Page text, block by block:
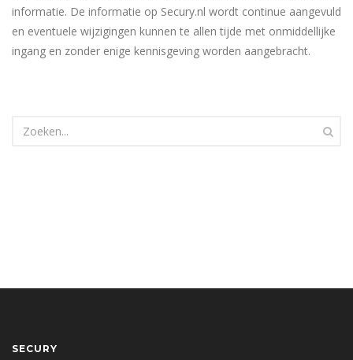
informatie. De informatie op Secury.nl wordt continue aangevuld
en eventuele wijzigingen kunnen te allen tijde met onmiddellijke
ingang en zonder enige kennisgeving worden aangebracht.
SECURY